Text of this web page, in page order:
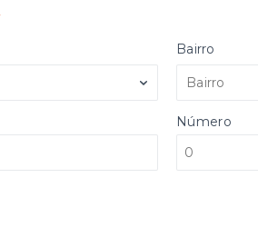
Bairro
Bairro
Número